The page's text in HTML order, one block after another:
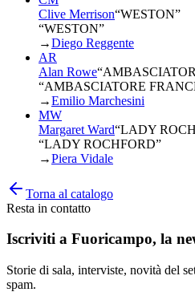
Clive Merrison“WESTON”
“WESTON”
→Diego Reggente
AR
Alan Rowe“
“AMBASCIATORE
→Emilio Marchesini
MW
Margaret Ward“LADY
“LADY ROCHFORD”
→Piera Vidale
Torna al catalogo
Resta in contatto
Iscriviti a Fuoricampo, la
Storie di sala, interviste, novità del
spam.